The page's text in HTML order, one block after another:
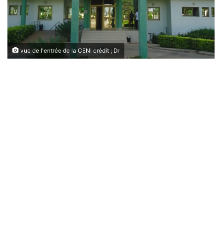
vue de l'entrée de la CENI crédit ; Dr